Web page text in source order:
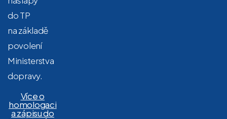
do TP
na základě
povolení
Ministerstva
dopravy.
Více o
homologaci
a zápisu do